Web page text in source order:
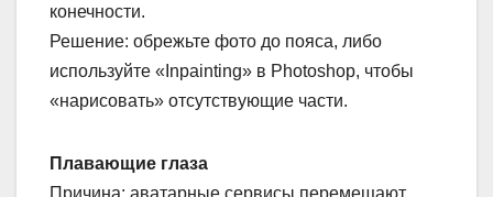
конечности.
Решение: обрежьте фото до пояса, либо
используйте «Inpainting» в Photoshop, чтобы
«нарисовать» отсутствующие части.
Плавающие глаза
Причина: аватарные сервисы перемещают